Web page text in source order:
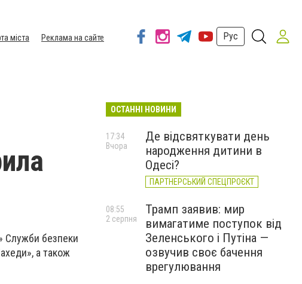
міста
Реклама на сайте
Рус
Служби безпеки
а також
ОСТАННІ НОВИНИ
Де відсвяткувати день
народження дитини в
Одесі?
ПАРТНЕРСЬКИЙ СПЕЦПРОЄКТ
17:34
Вчора
Трамп заявив: мир
вимагатиме поступок від
Зеленського і Путіна —
озвучив своє бачення
врегулювання
08:55
2 серпня